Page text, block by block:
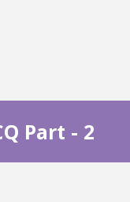
Part - 2